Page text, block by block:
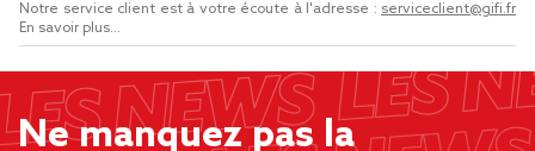
Notre service client est à votre écoute à l'adresse : serviceclient@gifi.fr
En savoir plus...
Ne manquez pas la